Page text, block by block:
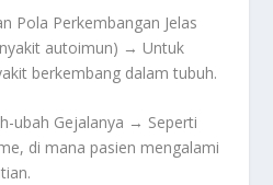
Pola Perkembangan Jelas
autoimun) → Untuk
berkembang dalam tubuh.
ubah Gejalanya → Seperti
di mana pasien mengalami
.